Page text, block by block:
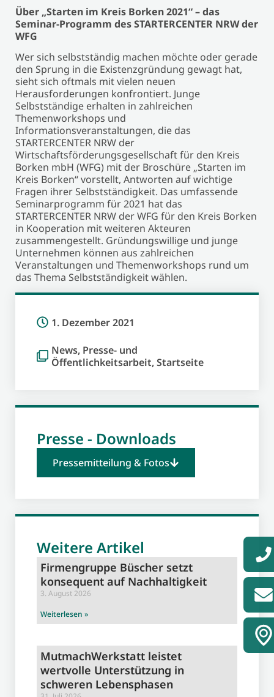
Über „Starten im Kreis Borken 2021“ – das
Seminar-Programm des STARTERCENTER NRW der
WFG
Wer sich selbstständig machen möchte oder gerade
den Sprung in die Existenzgründung gewagt hat,
sieht sich oftmals mit vielen neuen
Herausforderungen konfrontiert. Junge
Selbstständige erhalten in zahlreichen
Themenworkshops und
Informationsveranstaltungen, die das
STARTERCENTER NRW der
Wirtschaftsförderungsgesellschaft für den Kreis
Borken mbH (WFG) mit der Broschüre „Starten im
Kreis Borken“ vorstellt, Antworten auf wichtige
Fragen ihrer Selbstständigkeit. Das umfassende
Seminarprogramm für 2021 hat das
STARTERCENTER NRW der WFG für den Kreis Borken
in Kooperation mit weiteren Akteuren
zusammengestellt. Gründungswillige und junge
Unternehmen können aus zahlreichen
Veranstaltungen und Themenworkshops rund um
das Thema Selbstständigkeit wählen.
1. Dezember 2021
News, Presse- und
Öffentlichkeitsarbeit,Startseite
Presse - Downloads
Pressemitteilung & Fotos
Weitere Artikel
Firmengruppe Büscher setzt
konsequent auf Nachhaltigkeit
3. August 2026
Weiterlesen »
MutmachWerkstatt leistet
wertvolle Unterstützung in
schweren Lebensphasen